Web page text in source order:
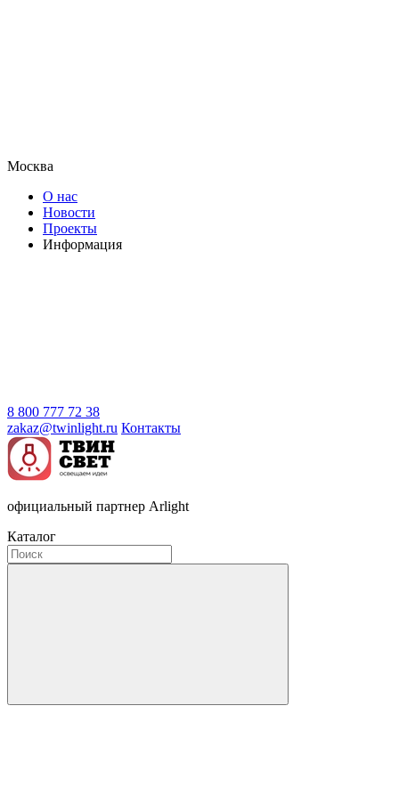
Москва
О нас
Новости
Проекты
Информация
8 800 777 72 38
zakaz@twinlight.ru Контакты
официальный партнер Arlight
Каталог